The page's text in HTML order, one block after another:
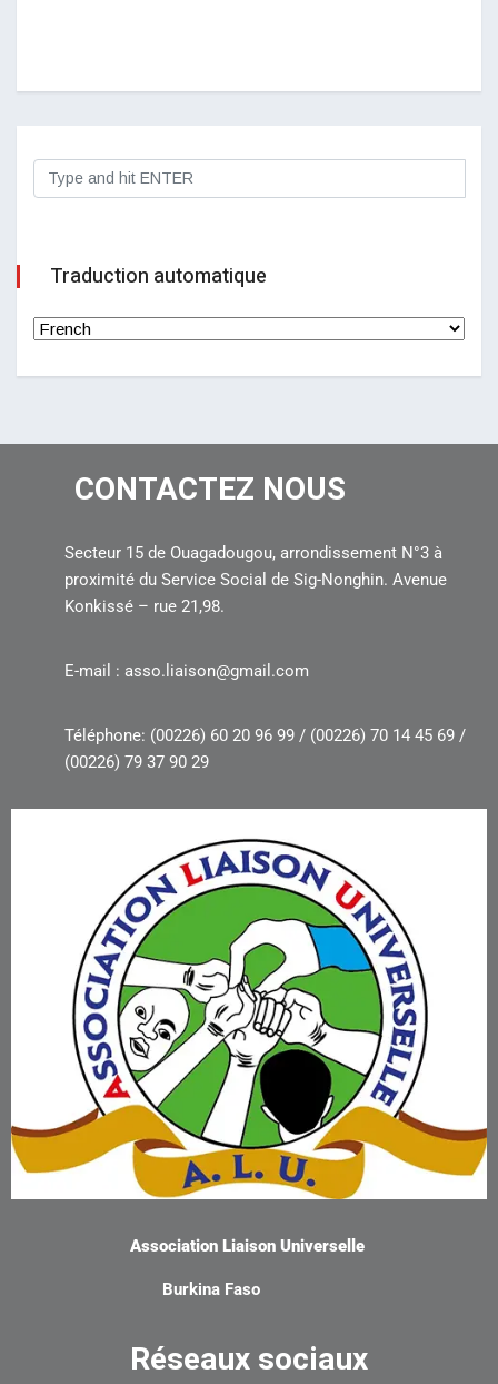
Traduction automatique
CONTACTEZ NOUS
Secteur 15 de Ouagadougou, arrondissement N°3 à
proximité du Service Social de Sig-Nonghin. Avenue
Konkissé – rue 21,98.
E-mail : asso.liaison@gmail.com
Téléphone: (00226) 60 20 96 99 / (00226) 70 14 45 69 /
(00226) 79 37 90 29
Association Liaison Universelle
Burkina Faso
Réseaux sociaux